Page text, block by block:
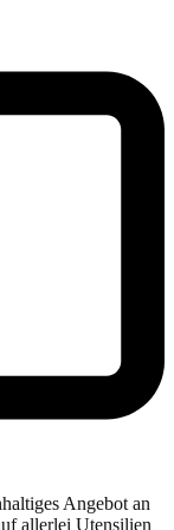
Angebot an
allerlei Utensilien